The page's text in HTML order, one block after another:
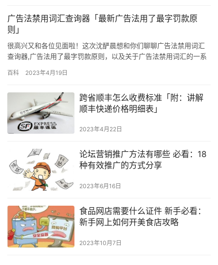
广告法禁用词汇查询器「最新广告法用了最字罚款原
则」
很高兴又和各位见面啦！这次沈酽晨想和你们聊聊广告法禁用词汇
查询器,广告法用了最字罚款原则，以及关于广告法禁用词汇的一系
各个方面，阅读完你一定能有所收获！ 1、严禁使用国家级、世界
国内空白、独家、首家、最新、最先进、第一品牌、金牌、名牌、
优秀、顶…
百科 2023年4月19日
跨省顺丰怎么收费标准「附：讲解
顺丰快递价格明细表」
2023年4月22日
论坛营销推广方法有哪些 必看：18
种有效推广的方式分享
2023年6月16日
食品网店需要什么证件 新手必看：
新手网上如何开美食店攻略
2023年10月7日